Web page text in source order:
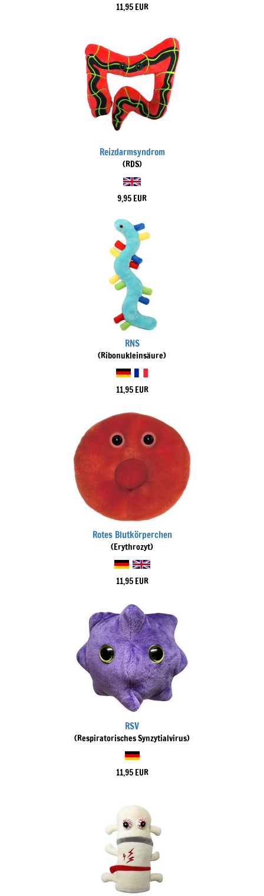
11,95 EUR
Reizdarmsyndrom
(RDS)
9,95 EUR
RNS
(Ribonukleinsäure)
11,95 EUR
Rotes Blutkörperchen
(Erythrozyt)
11,95 EUR
RSV
(Respiratorisches Synzytialvirus)
11,95 EUR